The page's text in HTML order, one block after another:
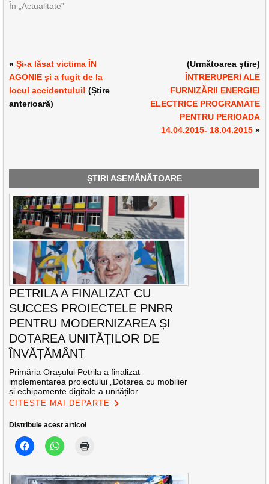
În „Actualitate”
«Şi-a lăsat victima ÎN
AGONIE şi a fugit de la
locul accidentului! (Știre
anterioară)
(Următoarea știre)
ÎNTRERUPERI ALE
FURNIZĂRII ENERGIEI
ELECTRICE PROGRAMATE
PENTRU PERIOADA
14.04.2015- 18.04.2015»
ȘTIRI ASEMĂNĂTOARE
PETRILA A FINALIZAT CU
SUCCES PROIECTELE PNRR
PENTRU MODERNIZAREA ȘI
DOTAREA UNITĂȚILOR DE
ÎNVĂȚĂMÂNT
Primăria Orașului Petrila a finalizat
implementarea proiectului „Dotarea cu mobilier
și echipamente digitale a unităților
CITEȘTE MAI DEPARTE
Distribuie acest articol